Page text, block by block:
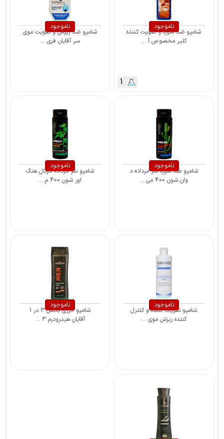
ناموجود
شامپو ضد شوره و تقویت کننده
کلیر مخصوص آ ...
1
ناموجود
شامپو ضد ریزش و تقویت موی
سر آقایان فری ...
ناموجود
شامپو ضد شوره سر مردانه د
وان شون 400 می ...
ناموجود
شامپو سر مردانه اترنال هنگ
اور شون 400 م ...
ناموجود
شامپو تقویت کننده و کنترل
کننده ریزش موی ...
ناموجود
شامپو انرژی بخش 3 در 1
آقایان هیدرودرم 3 ...